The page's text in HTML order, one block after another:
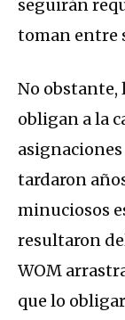
seguirán
toman entre
No obstante,
obligan a la
asignaciones
tardaron
minuciosos
resultaron
WOM
que lo